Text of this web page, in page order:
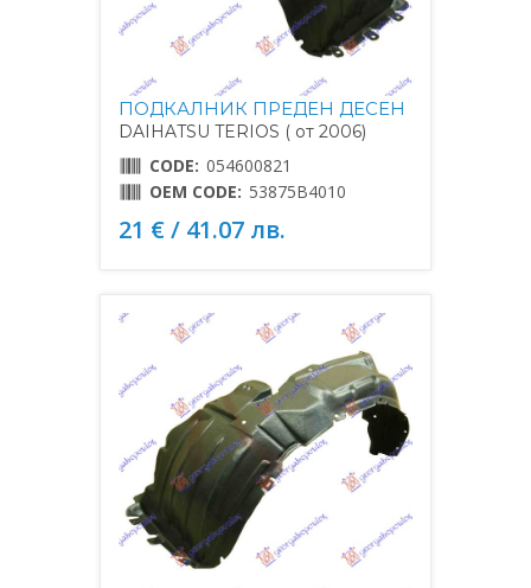
ПОДКАЛНИК ПРЕДЕН ДЕСЕН
DAIHATSU TERIOS ( от 2006)
CODE: 054600821
OEM CODE: 53875B4010
21 € / 41.07 лв.